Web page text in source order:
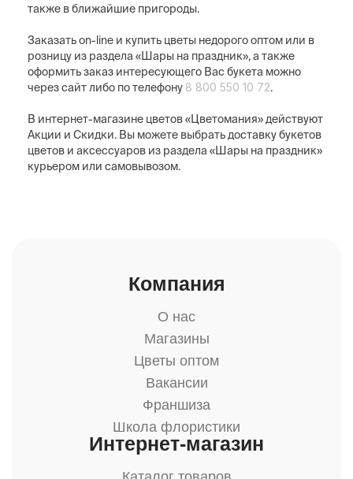
также в ближайшие пригороды.
Заказать on-line и купить цветы недорого оптом или в
розницу из раздела «Шары на праздник», а также
оформить заказ интересующего Вас букета можно
через сайт либо по телефону 8 800 550 10 72.
В интернет-магазине цветов «Цветомания» действуют
Акции и Скидки. Вы можете выбрать доставку букетов
цветов и аксессуаров из раздела «Шары на праздник»
курьером или самовывозом.
Компания
О нас
Магазины
Цветы оптом
Вакансии
Франшиза
Школа флористики
Интернет-магазин